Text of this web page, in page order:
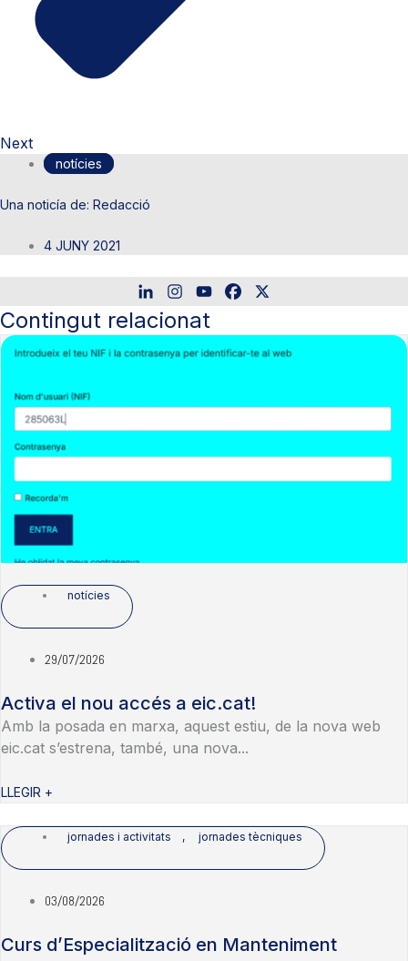
Next
notícies
Redacció
4 JUNY 2021
Contingut relacionat
notícies
29/07/2026
Activa el nou accés a eic.cat!
Amb la posada en marxa, aquest estiu, de la nova web
eic.cat s’estrena, també, una nova...
LLEGIR +
jornades i activitats , jornades tècniques
03/08/2026
Curs d’Especialització en Manteniment